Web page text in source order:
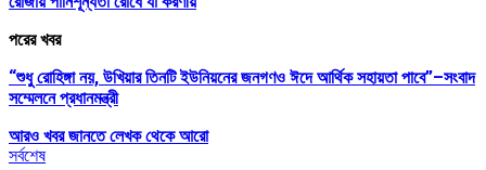
পরের খবর
“শুধু রোহিঙ্গা নয়, উখিয়ার তিনটি ইউনিয়নের জনগণও ঈদে আর্থিক সহায়তা পাবে”–সংবাদ
সম্মেলনে প্রধানমন্ত্রী
আরও খবর জানতে লেখক থেকে আরো
সর্বশেষ